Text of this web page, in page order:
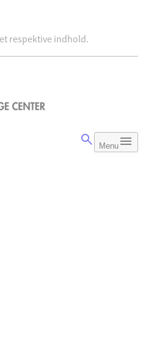
respektive indhold.
Menu